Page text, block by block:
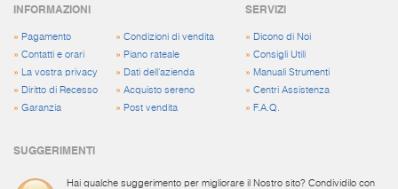
INFORMAZIONI
» Pagamento
» Contatti e orari
»
La vostra privacy
» Diritto di Recesso
» Garanzia
» Condizioni di vendita
» Piano rateale
» Dati dell'azienda
» Acquisto sereno
» Post vendita
SERVIZI
» Dicono di Noi
»Consigli Utili
» Manuali Strumenti
»Centri Assistenza
» F.A.Q.
SUGGERIMENTI
Hai qualche suggerimento per migliorare il Nostro sito? Condividilo con